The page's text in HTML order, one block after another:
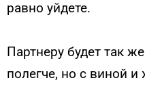
равно уйдете.
Партнеру будет так
полегче, но с виной